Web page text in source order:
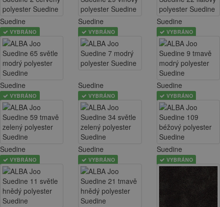
Suedine
VYBRÁNO
Suedine
VYBRÁNO
Suedine
VYBRÁNO
Suedine
VYBRÁNO
Suedine
VYBRÁNO
Suedine
VYBRÁNO
Suedine
VYBRÁNO
Suedine
VYBRÁNO
Suedine
VYBRÁNO